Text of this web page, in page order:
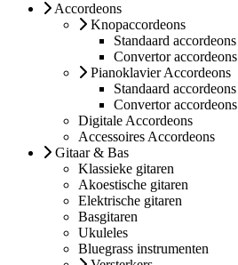
Accordeons
Knopaccordeons
Standaard accordeons
Convertor accordeons
Pianoklavier Accordeons
Standaard accordeons
Convertor accordeons
Digitale Accordeons
Accessoires Accordeons
Gitaar & Bas
Klassieke gitaren
Akoestische gitaren
Elektrische gitaren
Basgitaren
Ukuleles
Bluegrass instrumenten